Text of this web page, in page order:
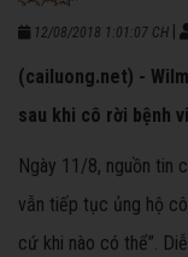
12/08/2018 1:01:07 CH
(cailuong.net) -
sau khi cô rời bệnh
Ngày 11/8, nguồn tin
vẫn tiếp tục ủng hộ
cứ khi nào có thể”.